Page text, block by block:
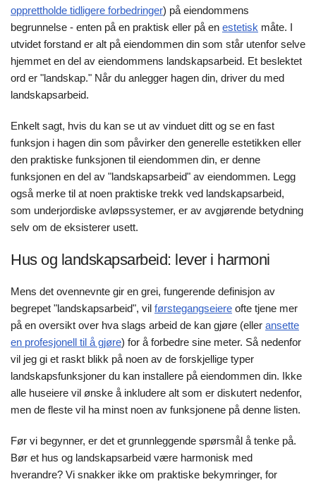
opprettholde tidligere forbedringer) på eiendommens
begrunnelse - enten på en praktisk eller på en estetisk måte. I
utvidet forstand er alt på eiendommen din som står utenfor selve
hjemmet en del av eiendommens landskapsarbeid. Et beslektet
ord er "landskap." Når du anlegger hagen din, driver du med
landskapsarbeid.
Enkelt sagt, hvis du kan se ut av vinduet ditt og se en fast
funksjon i hagen din som påvirker den generelle estetikken eller
den praktiske funksjonen til eiendommen din, er denne
funksjonen en del av "landskapsarbeid" av eiendommen. Legg
også merke til at noen praktiske trekk ved landskapsarbeid,
som underjordiske avløpssystemer, er av avgjørende betydning
selv om de eksisterer usett.
Hus og landskapsarbeid: lever i harmoni
Mens det ovennevnte gir en grei, fungerende definisjon av
begrepet "landskapsarbeid", vil førstegangseiere ofte tjene mer
på en oversikt over hva slags arbeid de kan gjøre (eller ansette
en profesjonell til å gjøre) for å forbedre sine meter. Så nedenfor
vil jeg gi et raskt blikk på noen av de forskjellige typer
landskapsfunksjoner du kan installere på eiendommen din. Ikke
alle huseiere vil ønske å inkludere alt som er diskutert nedenfor,
men de fleste vil ha minst noen av funksjonene på denne listen.
Før vi begynner, er det et grunnleggende spørsmål å tenke på.
Bør et hus og landskapsarbeid være harmonisk med
hverandre? Vi snakker ikke om praktiske bekymringer, for